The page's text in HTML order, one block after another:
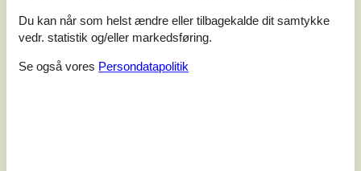
6 voksne
1 barn
2 husdyr
7 2021 september
Savnede dog at der var hundehegn omkring haven når nu det
var tilladt at have hund med. Men ellers dejligt roligt hus at være
Du kan når som helst ændre eller tilbagekalde dit samtykke
vedr. statistik og/eller markedsføring.
Se også vores Persondatapolitik